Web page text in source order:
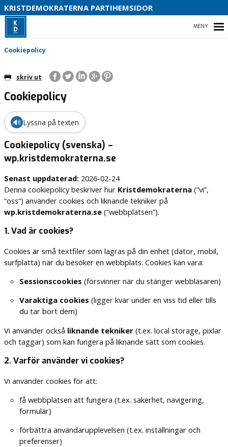
KRISTDEMOKRATERNA PARTIHEMSIDOR
HEM
Cookiepolicy
skriv ut
Cookiepolicy
🔊 Lyssna på texten
Cookiepolicy (svenska) –
wp.kristdemokraterna.se
Senast uppdaterad:2026-02-24
Denna cookiepolicy beskriver hur Kristdemokraterna(”vi”,
”oss”) använder cookies och liknande tekniker på
wp.kristdemokraterna.se(”webbplatsen”).
1. Vad är cookies?
Cookies är små textfiler som lagras på din enhet (dator, mobil,
surfplatta) när du besöker en webbplats. Cookies kan vara:
Sessionscookies (försvinner när du stänger webbläsaren)
Varaktiga cookies (ligger kvar under en viss tid eller tills
du tar bort dem)
Vi använder också liknande tekniker(t.ex. local storage, pixlar
och taggar) som kan fungera på liknande sätt som cookies.
2. Varför använder vi cookies?
Vi använder cookies för att:
få webbplatsen att fungera (t.ex. säkerhet, navigering,
formulär)
förbättra användarupplevelsen (t.ex. inställningar och
preferenser)